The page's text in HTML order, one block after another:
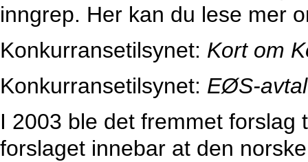
inngrep. Her kan du lese mer
Konkurransetilsynet: Kort om
Konkurransetilsynet: EØS-
I 2003 ble det fremmet forslag
forslaget innebar at den